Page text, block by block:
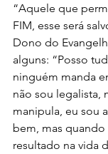
“Aquele que
FIM, esse será
Dono do
alguns: “Posso
ninguém manda
não sou legalista,
manipula, eu sou
bem, mas quando
resultado na vida